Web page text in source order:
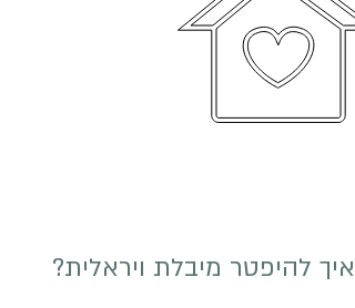
איך להיפטר מיבלת ויראלית?